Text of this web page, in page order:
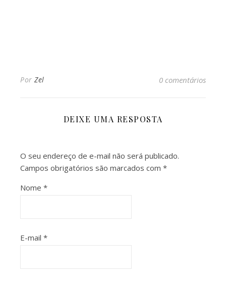
Por Zel 0 comentários
DEIXE UMA RESPOSTA
O seu endereço de e-mail não será publicado.
Campos obrigatórios são marcados com *
Nome *
E-mail *